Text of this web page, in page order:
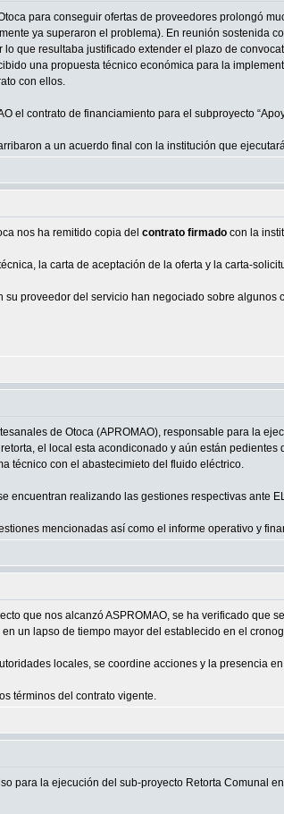
para conseguir ofertas de proveedores prolongó
ya superaron el problema). En reunión sostenida
que resultaba justificado extender el plazo de
una propuesta técnico económica para la
con ellos.
el contrato de financiamiento para el subproyecto
a un acuerdo final con la institución que
nos ha remitido copia del contrato firmado con la
la carta de aceptación de la oferta y la carta-
proveedor del servicio han negociado sobre
de Otoca (APROMAO), responsable para la
el local esta acondiconado y aún están
técnico con el abastecimieto del fluido eléctrico.
encuentran realizando las gestiones respectivas ante
mencionadas así como el informe operativo y
que nos alcanzó ASPROMAO, se ha verificado
un lapso de tiempo mayor del establecido en el
locales, se coordine acciones y la presencia
términos del contrato vigente.
para la ejecución del sub-proyecto Retorta Comunal